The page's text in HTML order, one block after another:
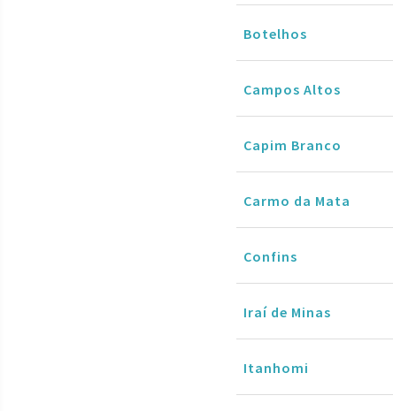
Botelhos
Campos Altos
Capim Branco
Carmo da Mata
Confins
Iraí de Minas
Itanhomi